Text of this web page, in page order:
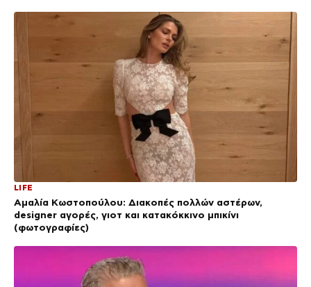
LIFE
Αμαλία Κωστοπούλου: Διακοπές πολλών αστέρων,
designer αγορές, γιοτ και κατακόκκινο μπικίνι
(φωτογραφίες)